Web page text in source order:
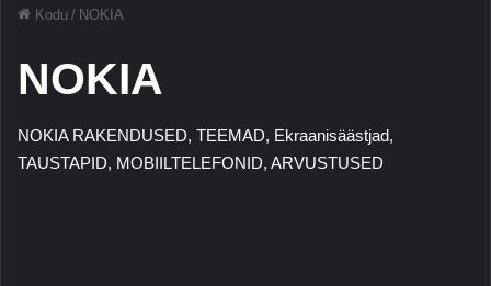
Kodu / NOKIA
NOKIA
NOKIA RAKENDUSED, TEEMAD, Ekraanisäästjad,
TAUSTAPID, MOBIILTELEFONID, ARVUSTUSED